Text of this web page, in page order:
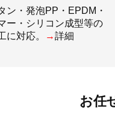
ン・発泡PP・EPDM・
ー・シリコン成型等の
に対応。
→詳細
お任